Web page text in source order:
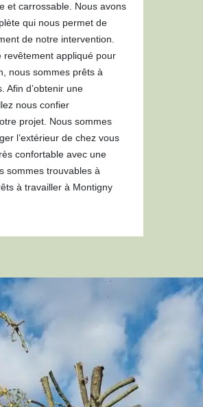
et carrossable. Nous avons
qui nous permet de
de notre intervention.
revêtement appliqué pour
nous sommes prêts à
Afin d’obtenir une
nous confier
projet. Nous sommes
l’extérieur de chez vous
confortable avec une
sommes trouvables à
à travailler à Montigny